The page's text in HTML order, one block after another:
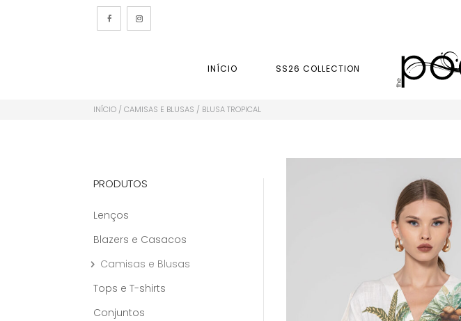
INÍCIO SS26 COLLECTION
INÍCIO /CAMISAS E BLUSAS / BLUSA TROPICAL
PRODUTOS
Lenços
Blazers e Casacos
Camisas e Blusas
Tops e T-shirts
Conjuntos